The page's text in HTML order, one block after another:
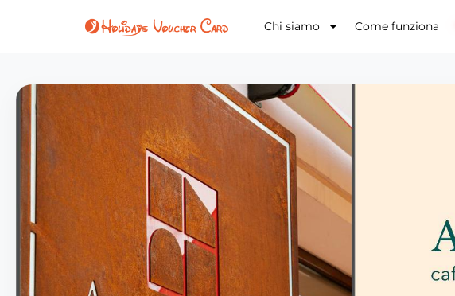
Chi siamo Come funziona